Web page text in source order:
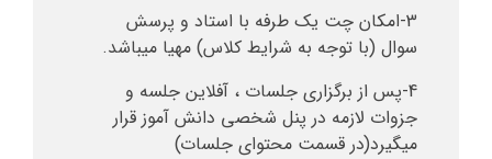
3-امکان چت یک طرفه با استاد و پرسش
سوال (با توجه به شرایط کلاس) مهیا میباشد.
4-پس از برگزاری جلسات ، آفلاین جلسه و
جزوات لازمه در پنل شخصی دانش آموز قرار
میگیرد(در قسمت محتوای جلسات)